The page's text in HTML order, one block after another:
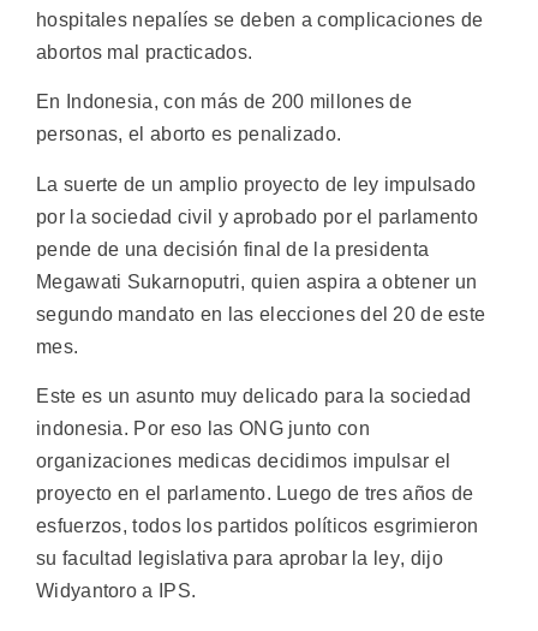
hospitales nepalíes se deben a complicaciones de
abortos mal practicados.
En Indonesia, con más de 200 millones de
personas, el aborto es penalizado.
La suerte de un amplio proyecto de ley impulsado
por la sociedad civil y aprobado por el parlamento
pende de una decisión final de la presidenta
Megawati Sukarnoputri, quien aspira a obtener un
segundo mandato en las elecciones del 20 de este
mes.
Este es un asunto muy delicado para la sociedad
indonesia. Por eso las ONG junto con
organizaciones medicas decidimos impulsar el
proyecto en el parlamento. Luego de tres años de
esfuerzos, todos los partidos políticos esgrimieron
su facultad legislativa para aprobar la ley, dijo
Widyantoro a IPS.